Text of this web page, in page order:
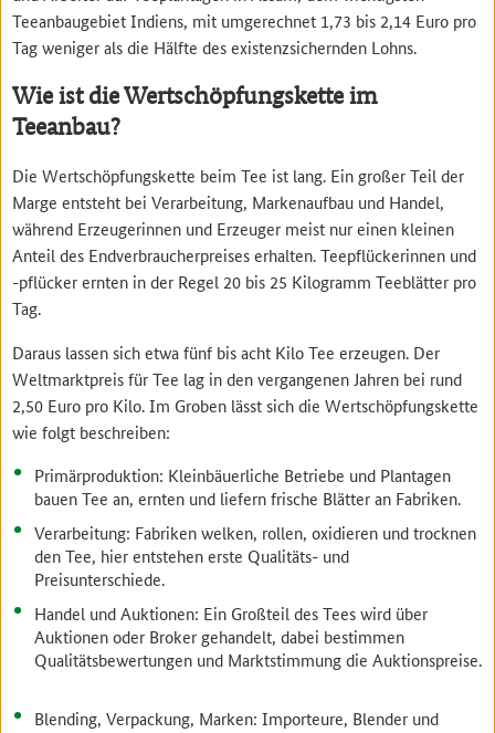
Teeanbaugebiet Indiens, mit umgerechnet 1,73 bis 2,14 Euro pro
Tag weniger als die Hälfte des existenzsichernden Lohns.
Wie ist die Wertschöpfungskette im
Teeanbau?
Die Wertschöpfungskette beim Tee ist lang. Ein großer Teil der
Marge entsteht bei Verarbeitung, Markenaufbau und Handel,
während Erzeugerinnen und Erzeuger meist nur einen kleinen
Anteil des Endverbraucherpreises erhalten. Teepflückerinnen und
-pflücker ernten in der Regel 20 bis 25 Kilogramm Teeblätter pro
Tag.
Daraus lassen sich etwa fünf bis acht Kilo Tee erzeugen. Der
Weltmarktpreis für Tee lag in den vergangenen Jahren bei rund
2,50 Euro pro Kilo. Im Groben lässt sich die Wertschöpfungskette
wie folgt beschreiben:
Primärproduktion: Kleinbäuerliche Betriebe und Plantagen
bauen Tee an, ernten und liefern frische Blätter an Fabriken.
Verarbeitung: Fabriken welken, rollen, oxidieren und trocknen
den Tee, hier entstehen erste Qualitäts- und
Preisunterschiede.
Handel und Auktionen: Ein Großteil des Tees wird über
Auktionen oder Broker gehandelt, dabei bestimmen
Qualitätsbewertungen und Marktstimmung die Auktionspreise.
Blending, Verpackung, Marken: Importeure, Blender und